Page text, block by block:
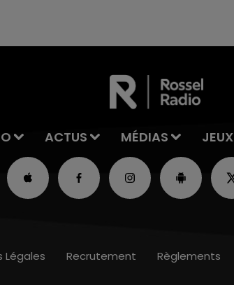
ACTUS MÉDIAS JEUX
Légales Recrutement Règlements